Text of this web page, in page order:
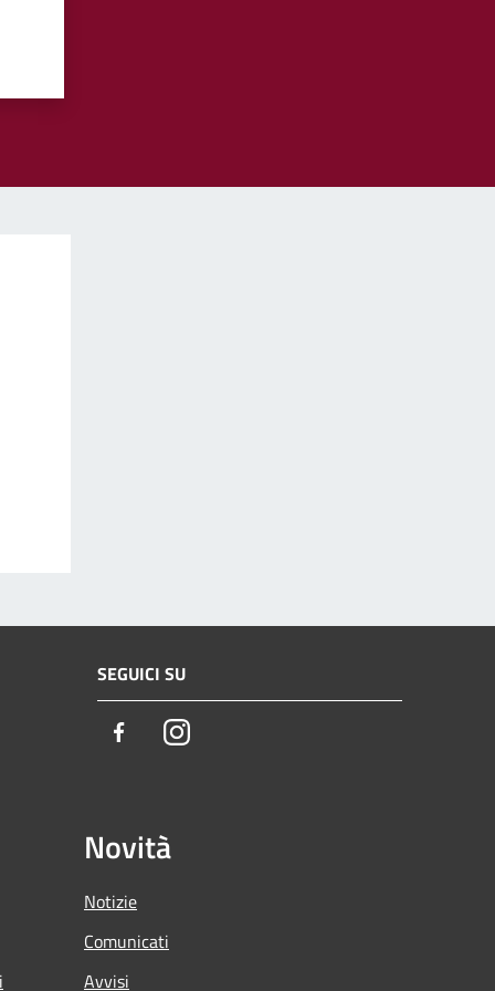
SEGUICI SU
FacebookInstagram
Novità
Notizie
Comunicati
Avvisi